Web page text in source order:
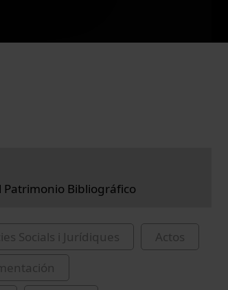
Patrimonio Bibliográfico
Socials i Jurídiques
Actos